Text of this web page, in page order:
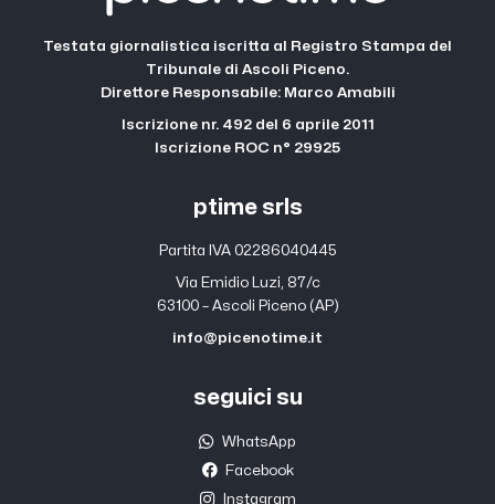
Testata giornalistica iscritta al Registro Stampa del
Tribunale di Ascoli Piceno.
Direttore Responsabile: Marco Amabili
Iscrizione nr. 492 del 6 aprile 2011
Iscrizione ROC n° 29925
ptime srls
Partita IVA 02286040445
Via Emidio Luzi, 87/c
63100 – Ascoli Piceno (AP)
info@picenotime.it
seguici su
WhatsApp
Facebook
Instagram